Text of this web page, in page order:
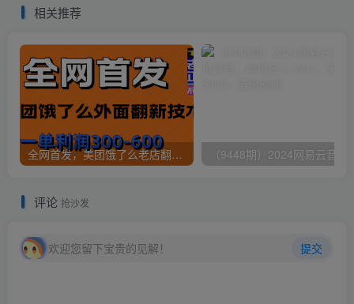
相关推荐
全网首发，美团饿了么老店翻新最新技术，一单利润300-600
评论 抢沙发
欢迎您留下宝贵的见解！ 提交